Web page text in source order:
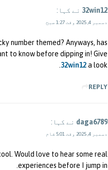
32win12 نے کہا:
دسمبر 4, 2025 وقت 1:27 صبح
number themed? Anyways, has
to know before dipping in! Give
32win12a look.
REPLY
daga6789 نے کہا:
دسمبر 4, 2025 وقت 5:01 شام
Would love to hear some real
experiences before I jump in.